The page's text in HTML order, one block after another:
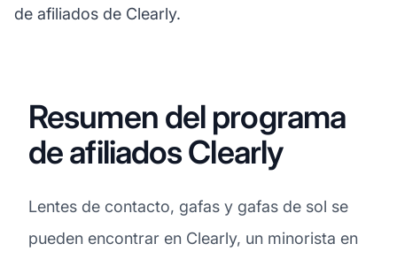
de afiliados de Clearly.
Resumen del programa
de afiliados Clearly
Lentes de contacto, gafas y gafas de sol se
pueden encontrar en Clearly, un minorista en